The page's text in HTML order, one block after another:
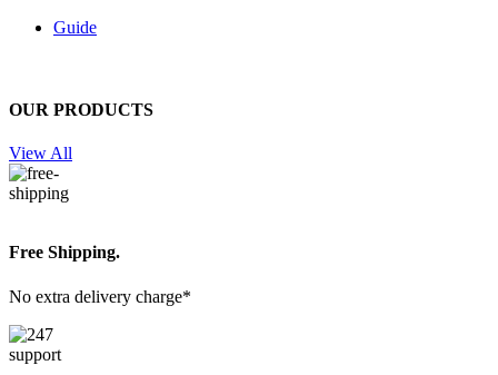
Guide
OUR PRODUCTS
View All
Free Shipping.
No extra delivery charge*